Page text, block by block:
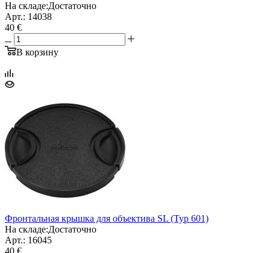
На складе:Достаточно
Арт.: 14038
40 €
В корзину
Фронтальная крышка для объектива SL (Typ 601)
На складе:Достаточно
Арт.: 16045
40 €